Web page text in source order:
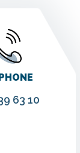
63 10